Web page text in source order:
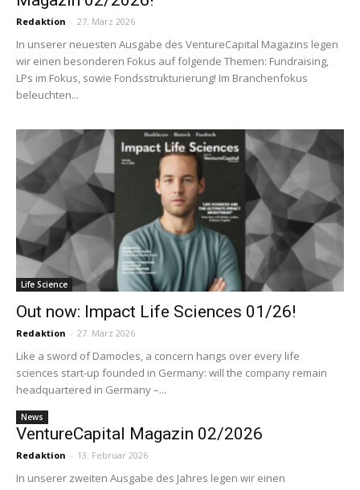
Redaktion - 27. März 2026
In unserer neuesten Ausgabe des VentureCapital Magazins legen
wir einen besonderen Fokus auf folgende Themen: Fundraising,
LPs im Fokus, sowie Fondsstrukturierung! Im Branchenfokus
beleuchten...
Life Science
Out now: Impact Life Sciences 01/26!
Redaktion - 27. März 2026
Like a sword of Damocles, a concern hangs over every life
sciences start-up founded in Germany: will the company remain
headquartered in Germany –...
News
VentureCapital Magazin 02/2026
Redaktion - 13. Februar 2026
In unserer zweiten Ausgabe des Jahres legen wir einen